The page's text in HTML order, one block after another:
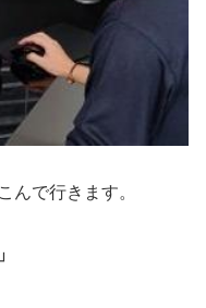
んで行きます。